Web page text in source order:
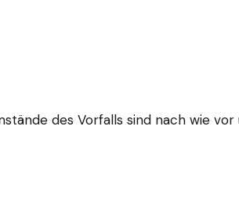
des Vorfalls sind nach wie vor